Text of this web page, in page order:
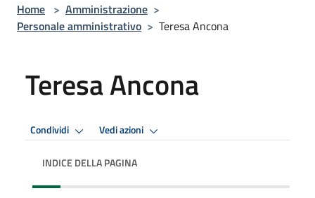
Home > Amministrazione >
Personale amministrativo > Teresa Ancona
Teresa Ancona
Condividi Vedi azioni
INDICE DELLA PAGINA